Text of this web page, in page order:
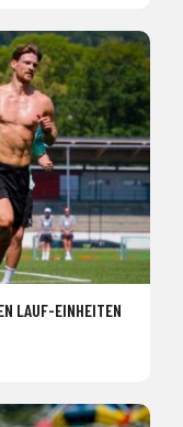
LAUF-EINHEITEN